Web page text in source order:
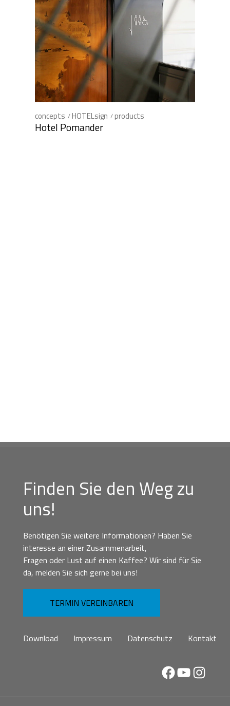
concepts HOTELsign products
Hotel Pomander
Finden Sie den Weg zu
uns!
Benötigen Sie weitere Informationen? Haben Sie
interesse an einer Zusammenarbeit,
Fragen oder Lust auf einen Kaffee? Wir sind für Sie
da, melden Sie sich gerne bei uns!
TERMIN VEREINBAREN
Download Impressum Datenschutz Kontakt
Facebook
YouTube